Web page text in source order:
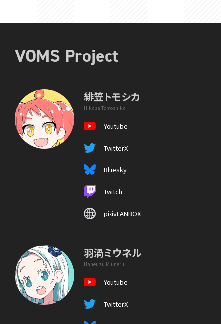
VOMS Project
緋笠トモシカ
Hikasa Tomoshika
Youtube
TwitterX
Bluesky
Twitch
pixivFANBOX
羽渦ミウネル
Haneuzu Miuneru
Youtube
TwitterX